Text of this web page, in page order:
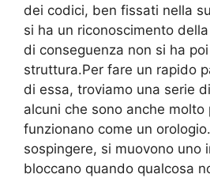
dei codici, ben fissati nella
si ha un riconoscimento
di conseguenza non si ha
struttura.Per fare un rapido
di essa, troviamo una serie
alcuni che sono anche molto
funzionano come un
sospingere, si muovono uno
bloccano quando qualcosa